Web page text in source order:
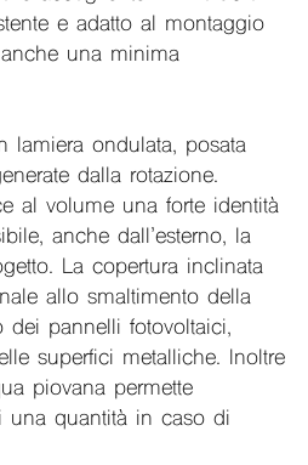
e adatto al montaggio
una minima
lamiera ondulata, posata
dalla rotazione.
al volume una forte identità
anche dall’esterno, la
La copertura inclinata
allo smaltimento della
dei pannelli fotovoltaici,
superfici metalliche. Inoltre
piovana permette
una quantità in caso di